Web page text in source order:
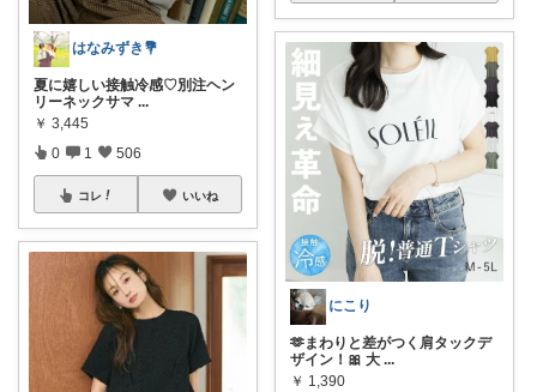
はなみずき💐
夏に嬉しい接触冷感♡別注ヘン
リーネックサマ ...
￥ 3,445
0 1 506
コレ いいね
にこり
🫶まわりと差がつく肩タックデ
ザイン！🎀 大 ...
￥ 1,390